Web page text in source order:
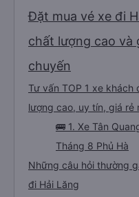
Đặt mua vé xe đi
chất lượng cao và
chuyến
Tư vấn TOP 1 xe
lượng cao, uy tín, giá rẻ
🚌 1. Xe Tân
Tháng 8 Phủ Hà
Những câu hỏi thường
đi Hải Lăng